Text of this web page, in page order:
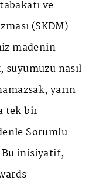
ve
(SKDM)
madenin
nasıl
yarın
tek bir
Sorumlu
inisiyatif,